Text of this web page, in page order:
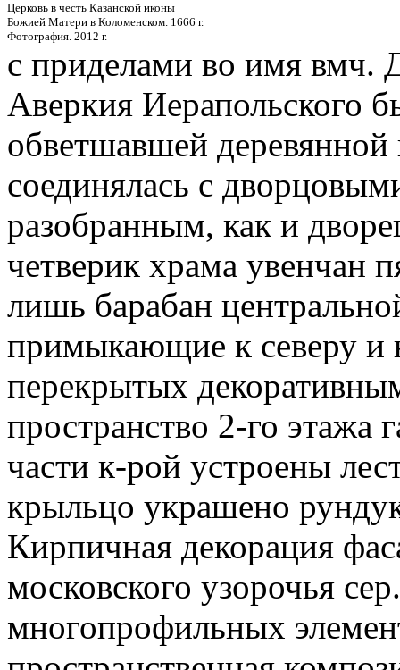
Церковь в честь Казанской иконы
Божией Матери в Коломенском. 1666 г.
Фотография. 2012 г.
с приделами во имя вмч.
Аверкия Иерапольского
обветшавшей
соединялась с
разобранным, как и
четверик храма увенчан
лишь барабан
примыкающие к северу и
перекрытых
пространство 2-го этажа
части к-рой устроены
крыльцо украшено
Кирпичная декорация
московского узорочья
многопрофильных